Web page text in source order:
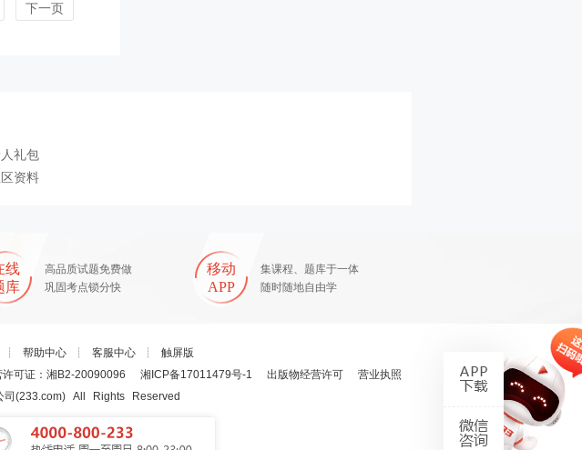
下一页
礼包
资料
线
库
高品质试题免费做
巩固考点锁分快
移动
APP
集课程、题库于一体
随时随地自由学
┊ 帮助中心 ┊ 客服中心 ┊ 触屏版
可证：湘B2-20090096 湘ICP备17011479号-1 出版物经营许可
营业执照
司(233.com) All Rights Reserved